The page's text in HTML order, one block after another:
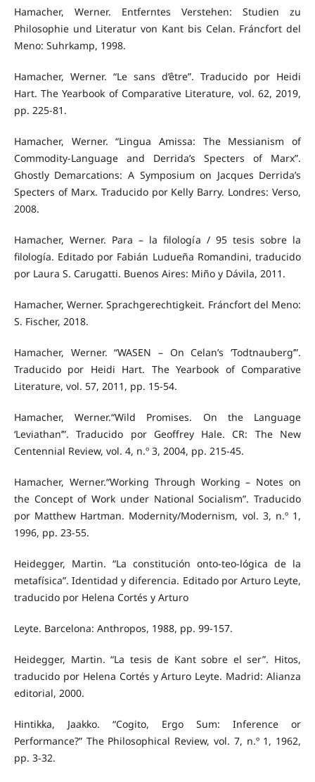
Hamacher, Werner. Entferntes Verstehen: Studien zu
Philosophie und Literatur von Kant bis Celan. Fráncfort del
Meno: Suhrkamp, 1998.
Hamacher, Werner. “Le sans d’être”. Traducido por Heidi
Hart. The Yearbook of Comparative Literature, vol. 62, 2019,
pp. 225-81.
Hamacher, Werner. “Lingua Amissa: The Messianism of
Commodity-Language and Derrida’s Specters of Marx”.
Ghostly Demarcations: A Symposium on Jacques Derrida’s
Specters of Marx. Traducido por Kelly Barry. Londres: Verso,
2008.
Hamacher, Werner. Para – la filología / 95 tesis sobre la
filología. Editado por Fabián Ludueña Romandini, traducido
por Laura S. Carugatti. Buenos Aires: Miño y Dávila, 2011.
Hamacher, Werner. Sprachgerechtigkeit. Fráncfort del Meno:
S. Fischer, 2018.
Hamacher, Werner. “WASEN – On Celan’s ‘Todtnauberg’”.
Traducido por Heidi Hart. The Yearbook of Comparative
Literature, vol. 57, 2011, pp. 15-54.
Hamacher, Werner.“Wild Promises. On the Language
‘Leviathan’”. Traducido por Geoffrey Hale. CR: The New
Centennial Review, vol. 4, n.º 3, 2004, pp. 215-45.
Hamacher, Werner.“Working Through Working – Notes on
the Concept of Work under National Socialism”. Traducido
por Matthew Hartman. Modernity/Modernism, vol. 3, n.º 1,
1996, pp. 23-55.
Heidegger, Martin. “La constitución onto-teo-lógica de la
metafísica”. Identidad y diferencia. Editado por Arturo Leyte,
traducido por Helena Cortés y Arturo
Leyte. Barcelona: Anthropos, 1988, pp. 99-157.
Heidegger, Martin. “La tesis de Kant sobre el ser”. Hitos,
traducido por Helena Cortés y Arturo Leyte. Madrid: Alianza
editorial, 2000.
Hintikka, Jaakko. “Cogito, Ergo Sum: Inference or
Performance?” The Philosophical Review, vol. 7, n.º 1, 1962,
pp. 3-32.